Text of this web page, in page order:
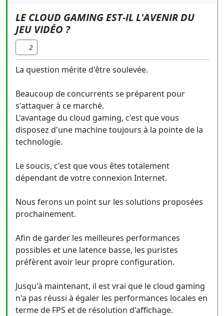
LE CLOUD GAMING EST-IL L'AVENIR DU
JEU VIDÉO ?
2
La question mérite d'être soulevée.
Beaucoup de concurrents se préparent pour
s'attaquer à ce marché.
L'avantage du cloud gaming, c'est que vous
disposez d'une machine toujours à la pointe de la
technologie.
Le soucis, c'est que vous êtes totalement
dépendant de votre connexion Internet.
Nous ferons un point sur les solutions proposées
prochainement.
Afin de garder les meilleures performances
possibles et une latence basse, les puristes
préfèrent avoir leur propre configuration.
Jusqu'à maintenant, il est vrai que le cloud gaming
n'a pas réussi à égaler les performances locales en
terme de FPS et de résolution d'affichage.